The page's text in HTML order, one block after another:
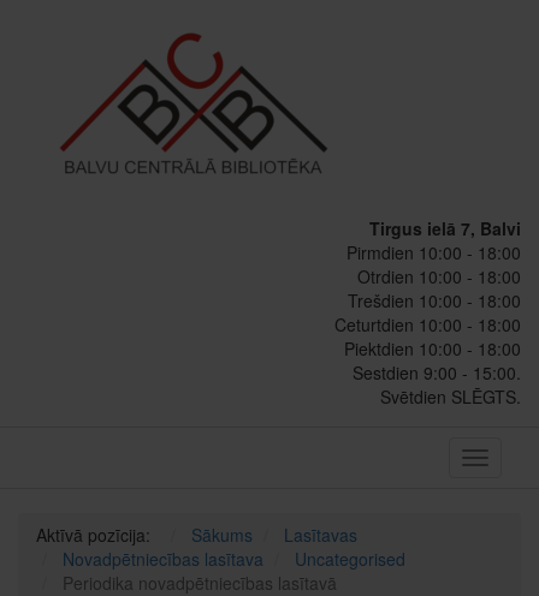
Tirgus ielā 7, Balvi
Pirmdien 10:00 - 18:00
Otrdien 10:00 - 18:00
Trešdien 10:00 - 18:00
Ceturtdien 10:00 - 18:00
Piektdien 10:00 - 18:00
Sestdien 9:00 - 15:00.
Svētdien SLĒGTS.
Toggle
Aktīvā pozīcija: Sākums
Lasītavas
Novadpētniecības lasītava
Uncategorised
Periodika novadpētniecības lasītavā